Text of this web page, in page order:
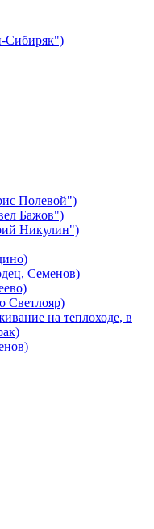
Полевой")
Бажов")
Никулин")
Семенов)
Светлояр)
на теплоходе, в